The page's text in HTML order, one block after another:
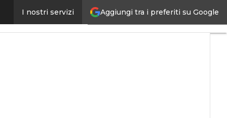
Aggiungi tra i preferiti su Google
I nostri servizi